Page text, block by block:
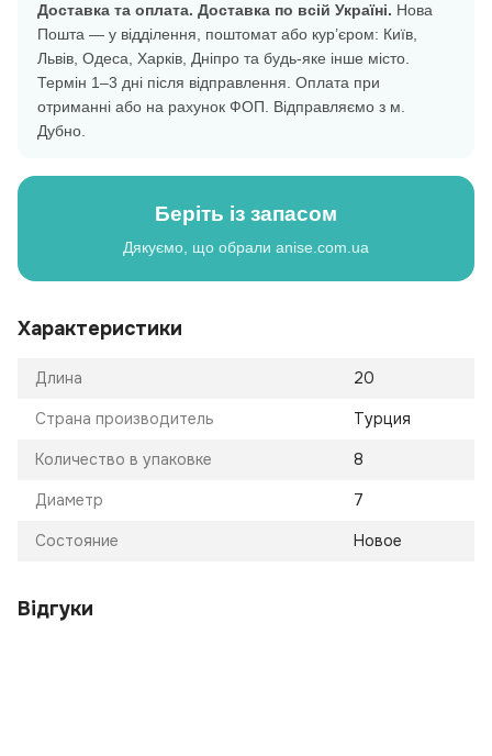
Доставка та оплата. Доставка по всій Україні. Нова
Пошта — у відділення, поштомат або кур’єром: Київ,
Львів, Одеса, Харків, Дніпро та будь-яке інше місто.
Термін 1–3 дні після відправлення. Оплата при
отриманні або на рахунок ФОП. Відправляємо з м.
Дубно.
Беріть із запасом
Дякуємо, що обрали anise.com.ua
Характеристики
Длина 20
Страна производитель Турция
Количество в упаковке 8
Диаметр 7
Состояние Новое
Відгуки